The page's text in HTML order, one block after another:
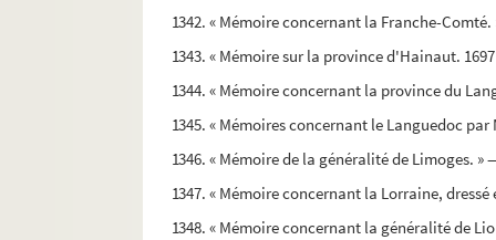
1342. « Mémoire concernant la Franche-
1343. « Mémoire sur la province d'Hainaut.
1344. « Mémoire concernant la province du
1345. « Mémoires concernant le Languedoc
1346. « Mémoire de la généralité de Limoges.
1347. « Mémoire concernant la Lorraine,
1348. « Mémoire concernant la généralité de